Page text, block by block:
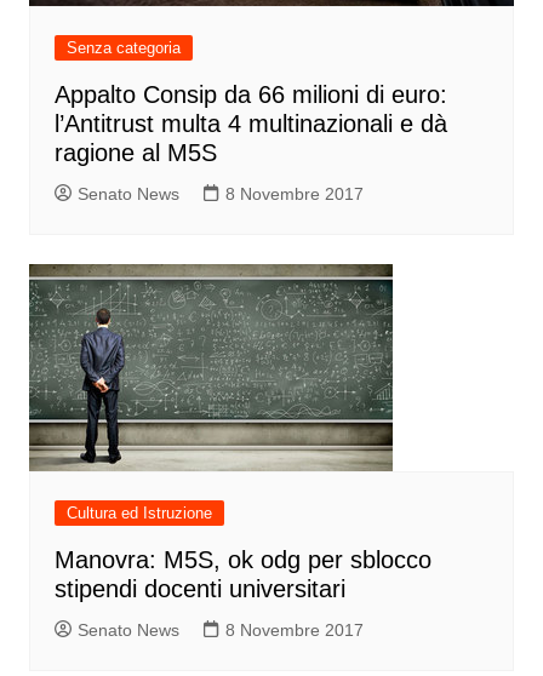
Senza categoria
Appalto Consip da 66 milioni di euro:
l’Antitrust multa 4 multinazionali e dà
ragione al M5S
Senato News 8 Novembre 2017
Cultura ed Istruzione
Manovra: M5S, ok odg per sblocco
stipendi docenti universitari
Senato News 8 Novembre 2017